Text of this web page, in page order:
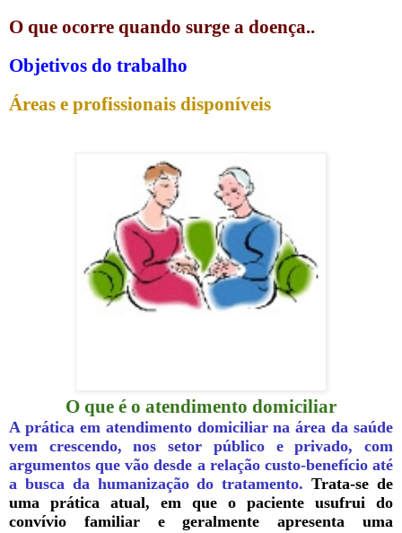
O que ocorre quando surge a doença..
Objetivos do trabalho
Áreas e profissionais disponíveis
O que é o atendimento domiciliar
A prática em atendimento domiciliar na área da saúde
vem crescendo, nos setor público e privado, com
argumentos que vão desde a relação custo-benefício até
a busca da humanização do tratamento.Trata-se de
uma prática atual, em que o paciente usufrui do
convívio familiar e geralmente apresenta uma